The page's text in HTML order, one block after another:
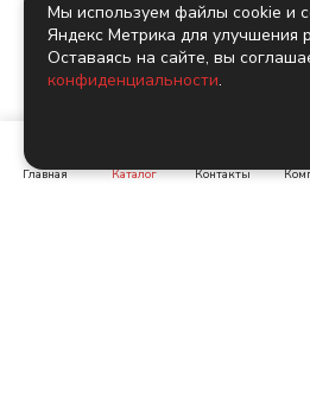
Главная Каталог Контакты
Мы используем файлы cookie и
Яндекс Метрика для улучшения
Оставаясь на сайте, вы
конфиденциальности.